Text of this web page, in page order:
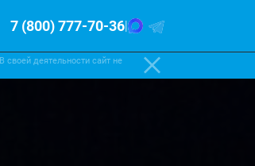
7 (800) 777-70-36|
своей деятельности сайт не